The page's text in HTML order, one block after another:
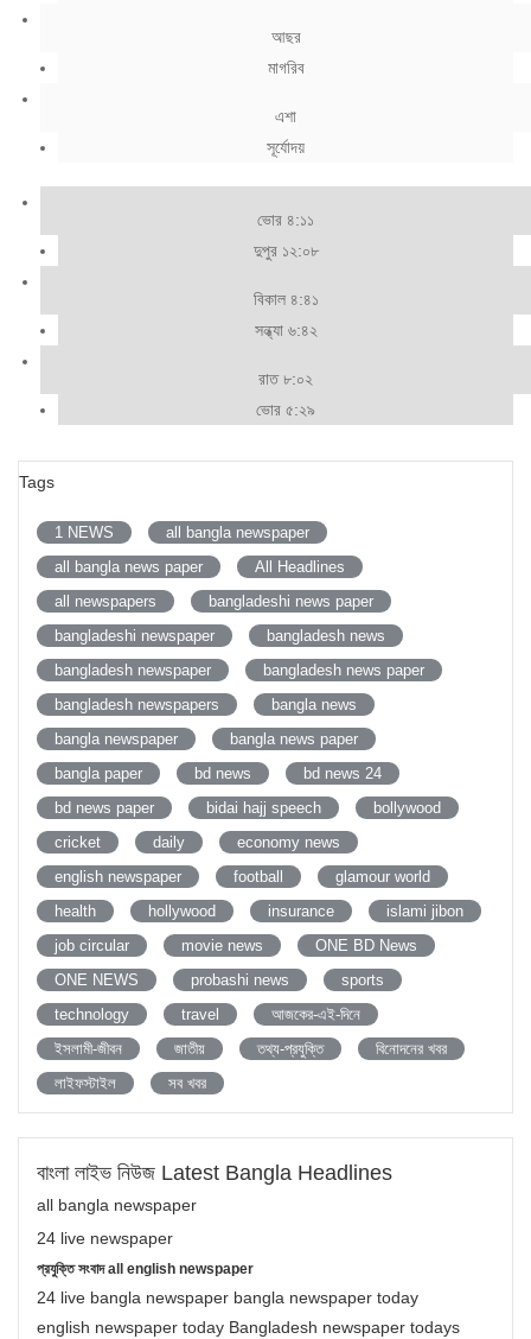
আছর
মাগরিব
এশা
সূর্যোদয়
ভোর ৪:১১
দুপুর ১২:০৮
বিকাল ৪:৪১
সন্ধ্যা ৬:৪২
রাত ৮:০২
ভোর ৫:২৯
Tags
1 NEWS
all bangla newspaper
all bangla news paper
All Headlines
all newspapers
bangladeshi news paper
bangladeshi newspaper
bangladesh news
bangladesh newspaper
bangladesh news paper
bangladesh newspapers
bangla news
bangla newspaper
bangla news paper
bangla paper
bd news
bd news 24
bd news paper
bidai hajj speech
bollywood
cricket
daily
economy news
english newspaper
football
glamour world
health
hollywood insurance
islami jibon
job circular
movie news
ONE BD News
ONE NEWS
probashi news
sports
technology
travel
আজকের-এই-দিনে
ইসলামী-জীবন
জাতীয় তথ্য-প্রযুক্তি
বিনোদনের খবর
লাইফস্টাইল
সব খবর
বাংলা লাইভ নিউজ Latest Bangla Headlines
all bangla newspaper
24 live newspaper
প্রযুক্তি সংবাদ all english newspaper
24 live bangla newspaper bangla newspaper today
english newspaper today Bangladesh newspaper todays